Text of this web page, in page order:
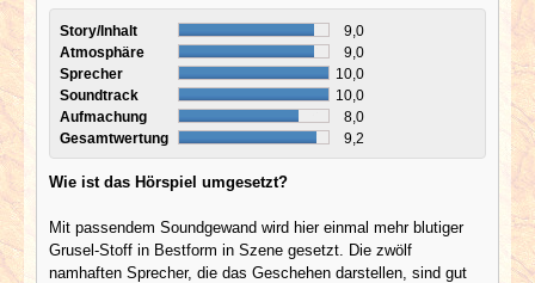
Story/Inhalt
9,0
Atmosphäre
9,0
Sprecher
10,0
Soundtrack
10,0
Aufmachung
8,0
Gesamtwertung
9,2
Wie ist das Hörspiel umgesetzt?
Mit passendem Soundgewand wird hier einmal mehr blutiger
Grusel-Stoff in Bestform in Szene gesetzt. Die zwölf
namhaften Sprecher, die das Geschehen darstellen, sind gut